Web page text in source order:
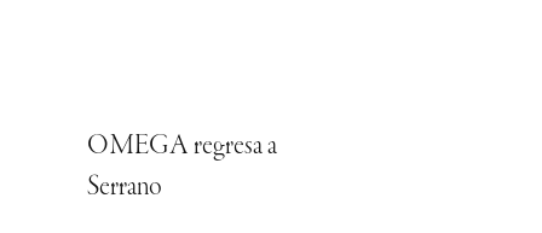
OMEGA regresa a
Serrano